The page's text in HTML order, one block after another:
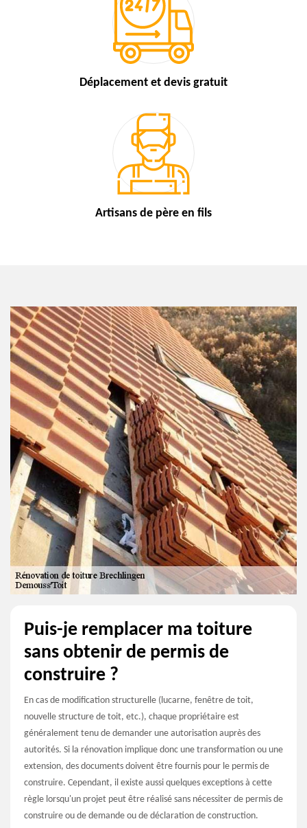
Déplacement et devis gratuit
Artisans de père en fils
Puis-je remplacer ma toiture
sans obtenir de permis de
construire ?
En cas de modification structurelle (lucarne, fenêtre de toit,
nouvelle structure de toit, etc.), chaque propriétaire est
généralement tenu de demander une autorisation auprès des
autorités. Si la rénovation implique donc une transformation ou une
extension, des documents doivent être fournis pour le permis de
construire. Cependant, il existe aussi quelques exceptions à cette
règle lorsqu'un projet peut être réalisé sans nécessiter de permis de
construire ou de demande ou de déclaration de construction.